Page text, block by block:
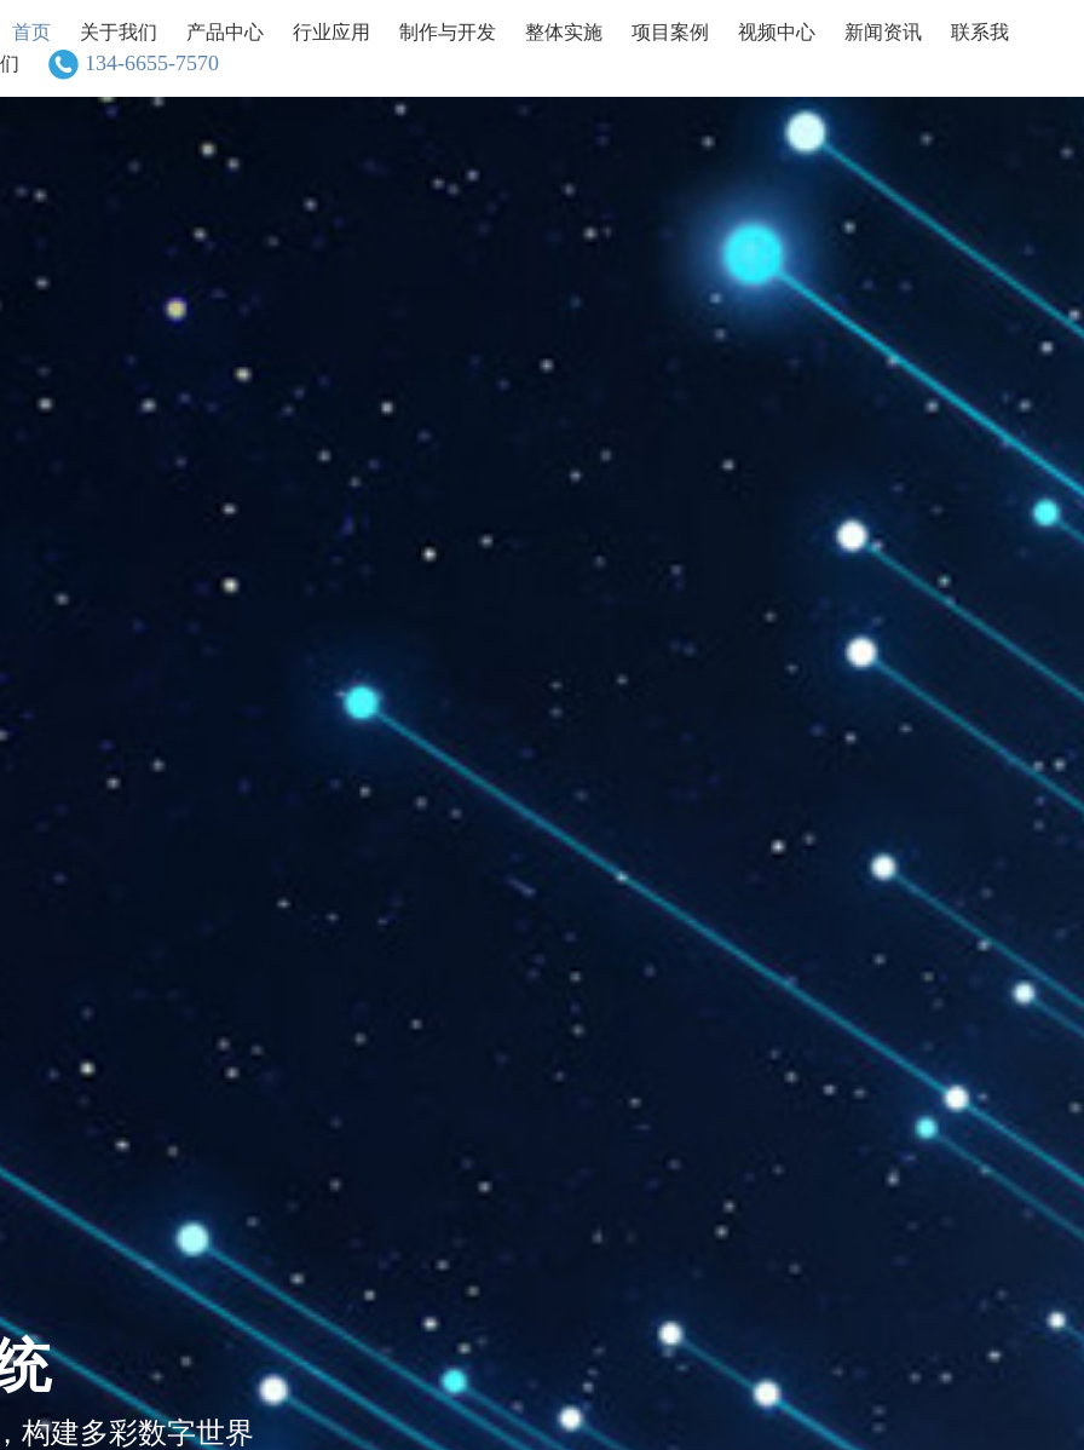
首页 关于我们 产品中心 行业应用 制作与开发 整体实施 项目案例 视频中心 新闻资讯
联系我
们
134-6655-7570
构建多彩数字世界